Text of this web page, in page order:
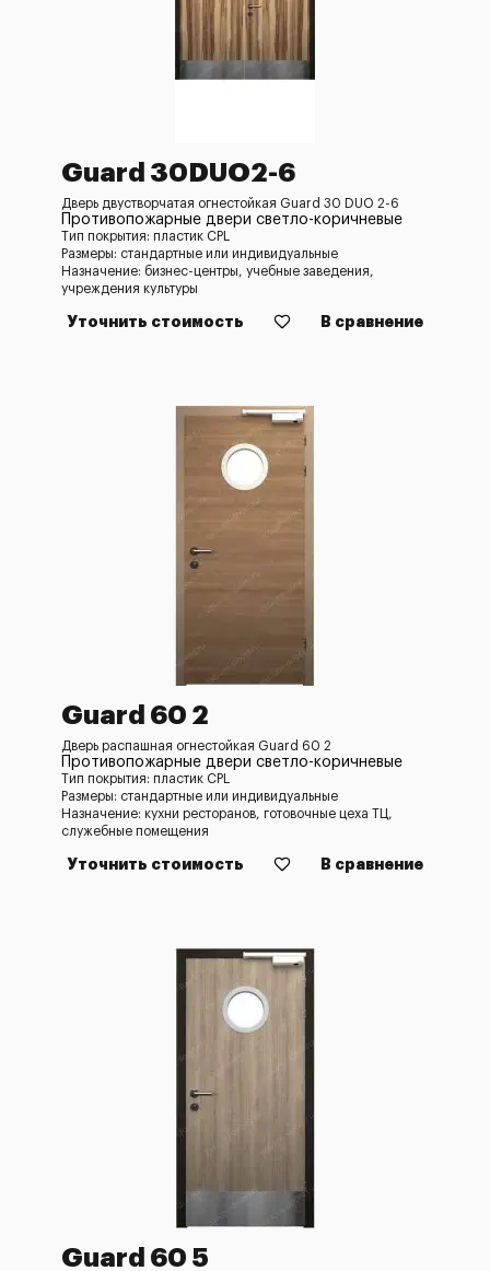
Guard 30DUO2-6
Дверь двустворчатая огнестойкая Guard 30 DUO 2-6
Противопожарные двери светло-коричневые
Тип покрытия: пластик CPL
Размеры: стандартные или индивидуальные
Назначение: бизнес-центры, учебные заведения,
учреждения культуры
Уточнить стоимость В сравнение
Guard 60 2
Дверь распашная огнестойкая Guard 60 2
Противопожарные двери светло-коричневые
Тип покрытия: пластик CPL
Размеры: стандартные или индивидуальные
Назначение: кухни ресторанов, готовочные цеха ТЦ,
служебные помещения
Уточнить стоимость В сравнение
Guard 60 5